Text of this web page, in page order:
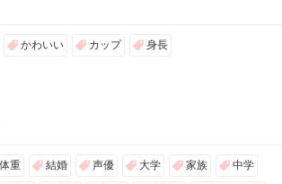
かわいい カップ 身長
体重 結婚 声優 大学 家族 中学